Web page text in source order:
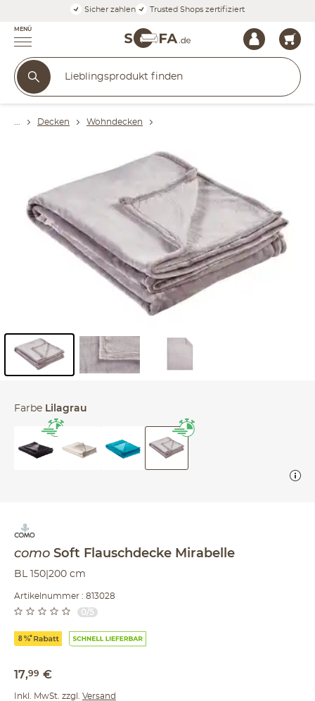
Sicher zahlen Trusted Shops zertifiziert
MENÜ
Decken Wohndecken
como Soft Flauschdecke Mirabelle
BL 150|200 cm
Artikelnummer : 813028
0/5
17,99 €
Inkl. MwSt. zzgl. Versand
Farbe Lilagrau